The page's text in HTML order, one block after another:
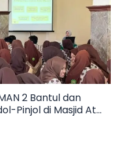
2 Bantul dan
Pinjol di Masjid At